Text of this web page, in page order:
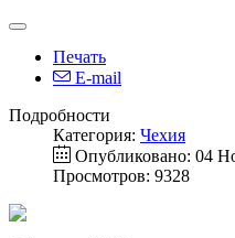
Печать
E-mail
Подробности
Категория: Чехия
Опубликовано: 04
Просмотров: 9328